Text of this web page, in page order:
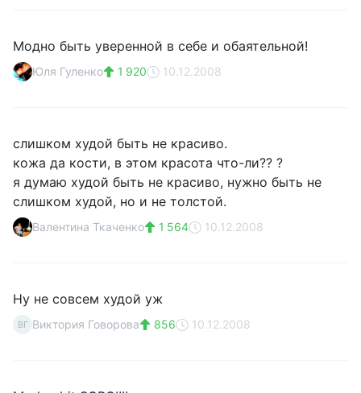
Модно быть уверенной в себе и обаятельной!
Юля Гуленко 1 920 10.12.2008
слишком худой быть не красиво.
кожа да кости, в этом красота что-ли?? ?
я думаю худой быть не красиво, нужно быть не
слишком худой, но и не толстой.
Валентина Ткаченко 1 564 10.12.2008
Ну не совсем худой уж
ВГ Виктория Говорова 856 10.12.2008